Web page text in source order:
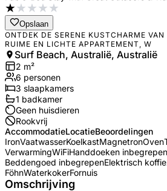
★★★★★
Opslaan
ONTDEK DE SERENE KUSTCHARME
RUIME EN LICHTE APPARTEMENT, W
Surf Beach, Australië, Australië
2 m²
6 personen
3 slaapkamers
1 badkamer
Geen huisdieren
Rookvrij
AccommodatieLocatieBeoordelingen
IronVaatwasserKoelkastMagnetronOven
VerwarmingWiFiHanddoeken inbegrepen
Beddengoed inbegrepenElektrisch
FöhnWaterkokerFornuis
Omschrijving